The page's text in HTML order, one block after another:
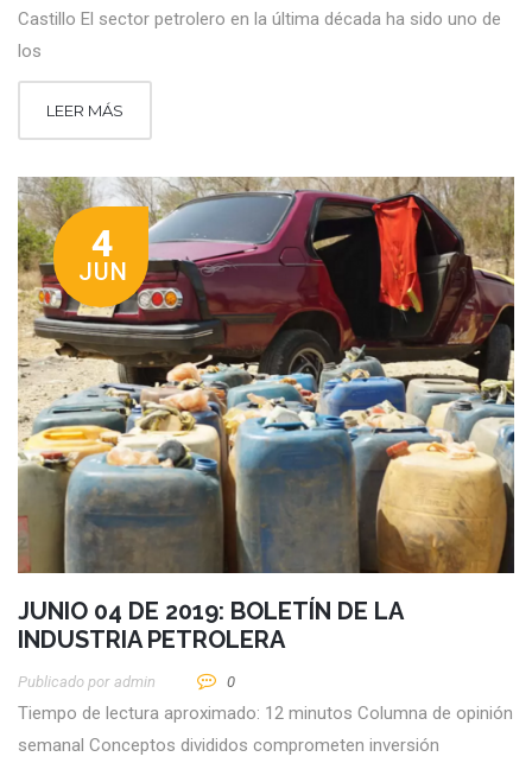
Castillo El sector petrolero en la última década ha sido uno de
los
LEER MÁS
4
JUN
JUNIO 04 DE 2019: BOLETÍN DE LA
INDUSTRIA PETROLERA
Publicado por Admin 0
Tiempo de lectura aproximado: 12 minutos Columna de opinión
semanal Conceptos divididos comprometen inversión